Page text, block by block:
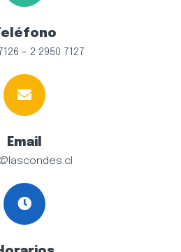
– 2 2950 7127
Email